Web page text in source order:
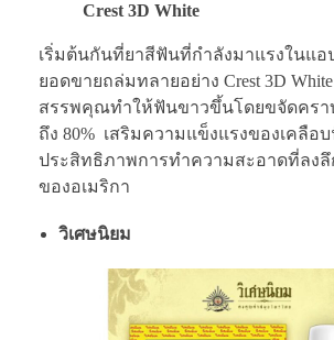
Crest 3D White
เริ่มต้นกันที่ยาสีฟันที่กำลังมาแรงในแ
ยอดขายถล่มทลายอย่าง Crest 3D
สรรพคุณทำให้ฟันขาวขึ้นโดยขจัดครา
ถึง 80% เสริมความแข็งแรงของเคลือ
ประสิทธิภาพการทำความสะอาดที่ลง
ของอเมริกา
วิเศษนิยม